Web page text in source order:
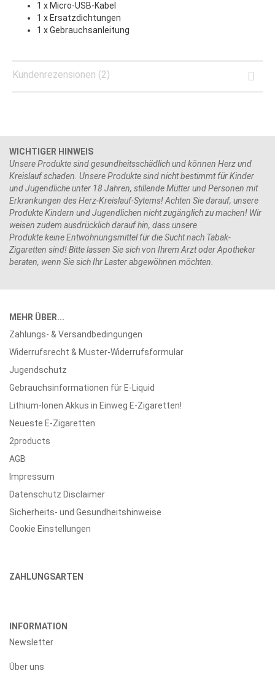
1 x Micro-USB-Kabel
1 x Ersatzdichtungen
1 x Gebrauchsanleitung
Kundenrezensionen (2)
WICHTIGER HINWEIS
Unsere Produkte sind gesundheitsschädlich und können Herz und
Kreislauf schaden. Unsere Produkte sind nicht bestimmt für Kinder
und Jugendliche unter 18 Jahren, stillende Mütter und Personen mit
Erkrankungen des Herz-Kreislauf-Sytems! Achten Sie darauf, unsere
Produkte Kindern und Jugendlichen nicht zugänglich zu machen! Wir
weisen zudem ausdrücklich darauf hin, dass unsere
Produkte keine Entwöhnungsmittel für die Sucht nach Tabak-
Zigaretten sind! Bitte lassen Sie sich von Ihrem Arzt oder Apotheker
beraten, wenn Sie sich Ihr Laster abgewöhnen möchten.
MEHR ÜBER...
Zahlungs- & Versandbedingungen
Widerrufsrecht & Muster-Widerrufsformular
Jugendschutz
Gebrauchsinformationen für E-Liquid
Lithium-Ionen Akkus in Einweg E-Zigaretten!
Neueste E-Zigaretten
2products
AGB
Impressum
Datenschutz Disclaimer
Sicherheits- und Gesundheitshinweise
Cookie Einstellungen
ZAHLUNGSARTEN
INFORMATION
Newsletter
Über uns